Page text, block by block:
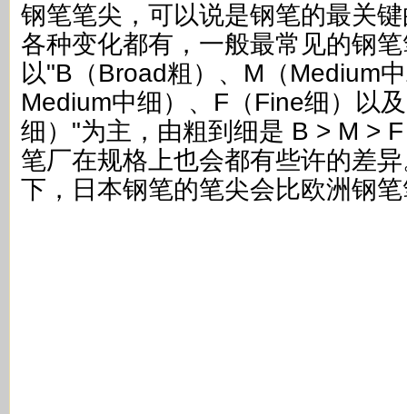
钢笔笔尖，可以说是钢笔的最关
各种变化都有，一般最常见的钢
以"B（Broad粗）、M（Medium
Medium中细）、F（Fine细）以
细）"为主，由粗到细是 B > M >
笔厂在规格上也会都有些许的差
下，日本钢笔的笔尖会比欧洲钢